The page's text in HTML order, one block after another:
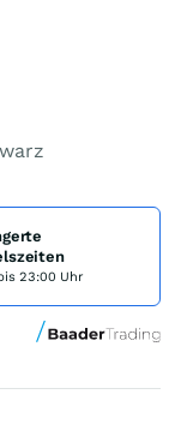
23:00 Uhr